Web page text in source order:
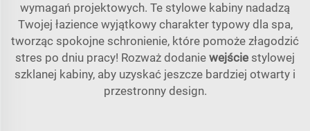
wymagań projektowych. Te stylowe kabiny nadadzą
Twojej łazience wyjątkowy charakter typowy dla spa,
tworząc spokojne schronienie, które pomoże złagodzić
stres po dniu pracy! Rozważ dodanie wejście stylowej
szklanej kabiny, aby uzyskać jeszcze bardziej otwarty i
przestronny design.